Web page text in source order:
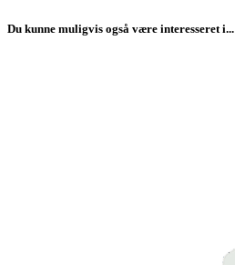
Du kunne muligvis også være interesseret i...